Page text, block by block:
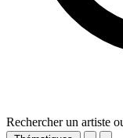
Rechercher un artiste